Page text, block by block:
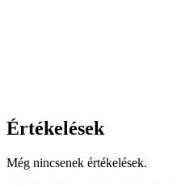
Értékelések
Még nincsenek értékelések.